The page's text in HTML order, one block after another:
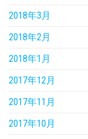
2018年3月
2018年2月
2018年1月
2017年12月
2017年11月
2017年10月